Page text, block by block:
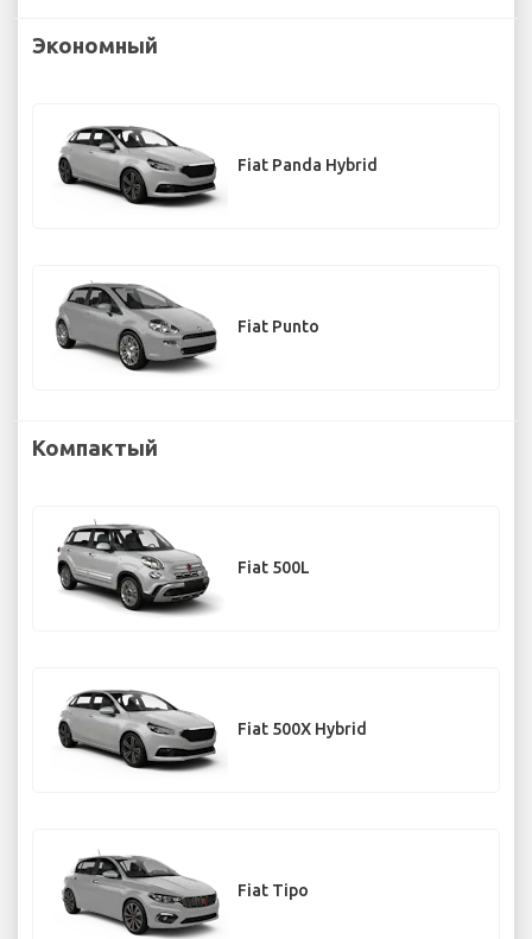
Экономный
Fiat Panda Hybrid
Fiat Punto
Компактый
Fiat 500L
Fiat 500X Hybrid
Fiat Tipo